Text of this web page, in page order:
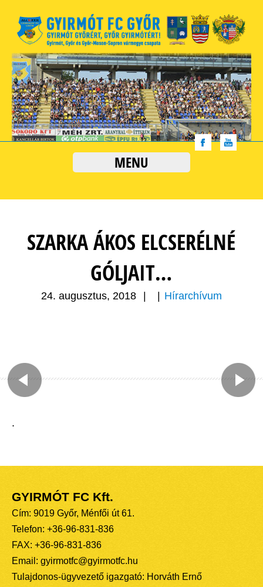
MENU
SZARKA ÁKOS ELCSERÉLNÉ
GÓLJAIT…
24. augusztus, 2018 Hírarchívum
.
GYIRMÓT FC Kft.
Cím: 9019 Győr, Ménfői út 61.
Telefon: +36-96-831-836
FAX: +36-96-831-836
Email: gyirmotfc@gyirmotfc.hu
Tulajdonos-ügyvezető igazgató: Horváth Ernő